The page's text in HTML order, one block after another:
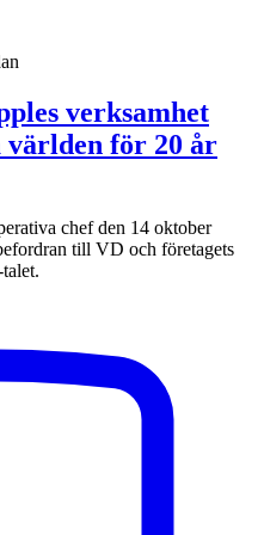
verksamhet
för 20 år
chef den 14 oktober
till VD och företagets